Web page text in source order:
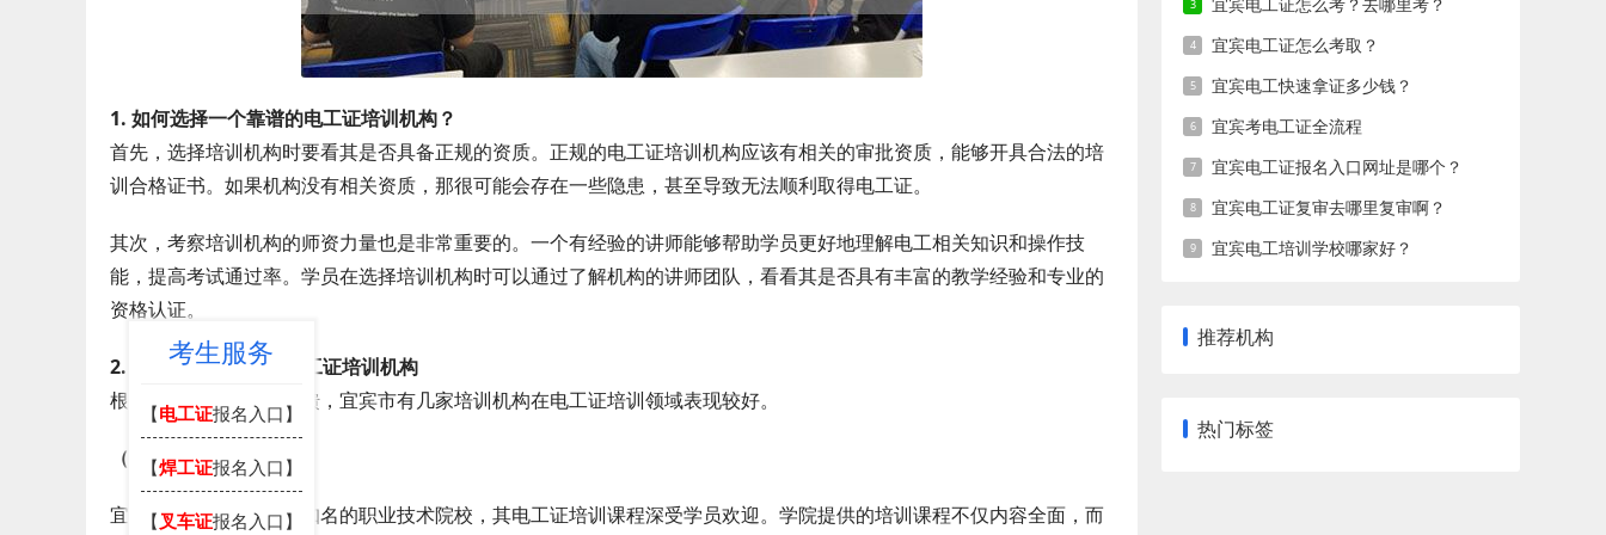
1. 如何选择一个靠谱的电工证培训机构？
首先，选择培训机构时要看其是否具备正规的资质。正规的电工证培训机构应该有相关的审批资质，能够开具合法的培
训合格证书。如果机构没有相关资质，那很可能会存在一些隐患，甚至导致无法顺利取得电工证。
其次，考察培训机构的师资力量也是非常重要的。一个有经验的讲师能够帮助学员更好地理解电工相关知识和操作技
能，提高考试通过率。学员在选择培训机构时可以通过了解机构的讲师团队，看看其是否具有丰富的教学经验和专业的
资格认证。
2. 宜宾市推荐的几家电工证培训机构
根据市场调查和学员反馈，宜宾市有几家培训机构在电工证培训领域表现较好。
（1）宜宾技师学院
宜宾技师学院作为一所知名的职业技术院校，其电工证培训课程深受学员欢迎。学院提供的培训课程不仅内容全面，而
宜宾电工证怎么考取？
宜宾电工快速拿证多少钱？
宜宾考电工证全流程
宜宾电工证报名入口网址是哪个？
宜宾电工证复审去哪里复审啊？
宜宾电工培训学校哪家好？
推荐机构
热门标签
考生服务
【电工证报名入口】
【焊工证报名入口】
【 叉车证报名入口】